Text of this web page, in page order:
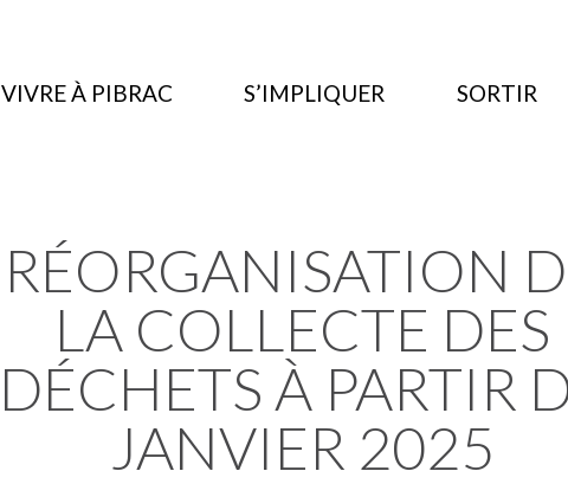
VIVRE À PIBRAC S’IMPLIQUER SORTIR
RÉORGANISATION
LA COLLECTE DES
DÉCHETS À PARTIR
JANVIER 2025